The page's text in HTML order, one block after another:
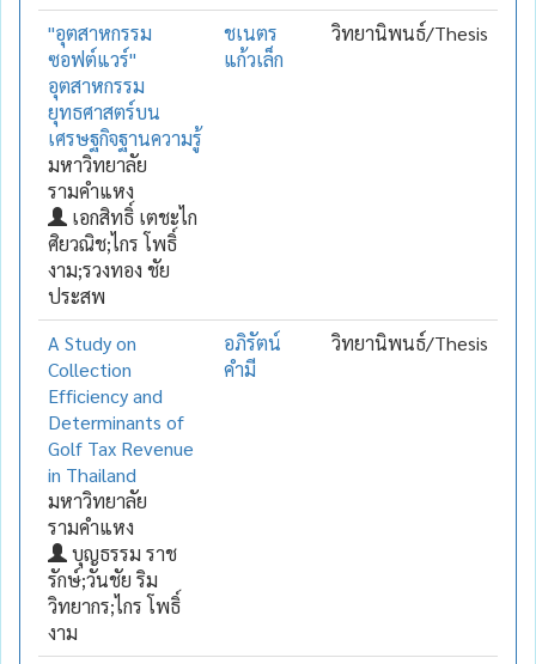
"อุตสาหกรรม
ซอฟต์แวร์"
อุตสาหกรรม
ยุทธศาสตร์บน
เศรษฐกิจฐานความรู้
มหาวิทยาลัย
รามคำแหง
เอกสิทธิ์ เตชะไก
ศิยวณิช;ไกร โพธิ์
งาม;รวงทอง ชัย
ประสพ
ชเนตร
แก้วเล็ก
วิทยานิพนธ์/Thesis
A Study on
Collection
Efficiency and
Determinants of
Golf Tax Revenue
in Thailand
มหาวิทยาลัย
รามคำแหง
บุญธรรม ราช
รักษ์;วันชัย ริม
วิทยากร;ไกร โพธิ์
งาม
อภิรัตน์
คำมี
วิทยานิพนธ์/Thesis